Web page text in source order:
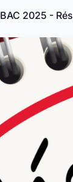
BAC 2025 -